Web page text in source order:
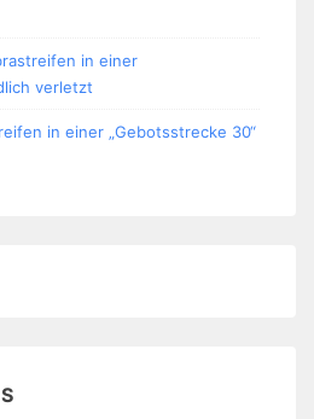
in einer
verletzt
in einer „Gebotsstrecke 30“